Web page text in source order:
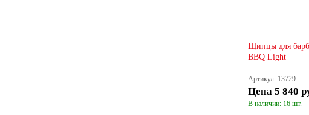
Щипцы для
BBQ Light
Артикул: 13729
Цена 5 840
В наличии: 16 шт.